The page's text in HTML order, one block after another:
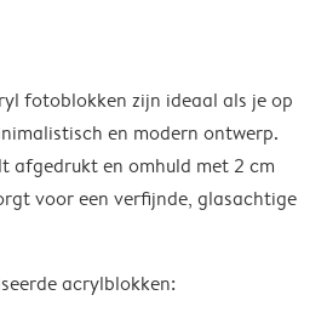
fotoblokken zijn ideaal als je op
en modern ontwerp.
afgedrukt en omhuld met 2 cm
voor een verfijnde, glasachtige
acrylblokken: